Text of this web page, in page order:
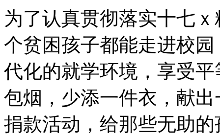
为了认真贯彻落实十七
个贫困孩子都能走进校
代化的就学环境，享受
包烟，少添一件衣，献
捐款活动，给那些无助